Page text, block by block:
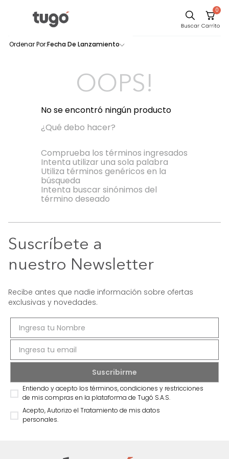
0
Fecha De Lanzamiento
0productos
OOPS!
No se encontró ningún producto
¿Qué debo hacer?
Comprueba los términos ingresados
Intenta utilizar una sola palabra
Utiliza términos genéricos en la
búsqueda
Intenta buscar sinónimos del
término deseado
Suscríbete a
nuestro Newsletter
Recibe antes que nadie información sobre ofertas
exclusivas y novedades.
Entiendo y acepto los términos, condiciones y restricciones
de mis compras en la plataforma de Tugó S.A.S.
Acepto, Autorizo el Tratamiento de mis datos
personales.
Sofa
Cuadros
Cama
Mesa Centro
Mesa Noche